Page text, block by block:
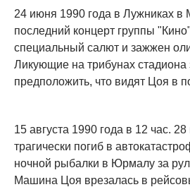
24 июня 1990 года в Лужниках в
последний концерт группы
специальный салют и зажжен
Ликующие на трибунах стадиона
предположить, что видят Цоя в
15 августа 1990 года в 12 час.
трагически погиб в
ночной рыбалки в Юрмалу за
Машина Цоя врезалась в